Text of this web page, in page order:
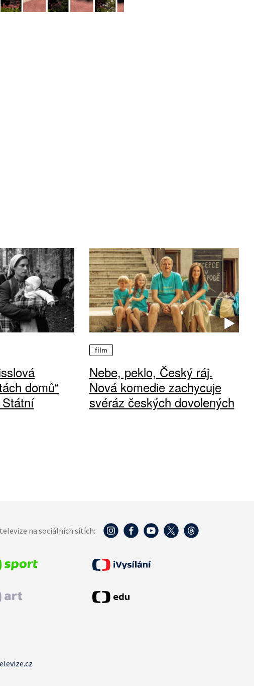
domů“
film
Nebe, peklo, Český ráj.
Nová komedie zachycuje
svéráz českých dovolených
na sociálních sítích: